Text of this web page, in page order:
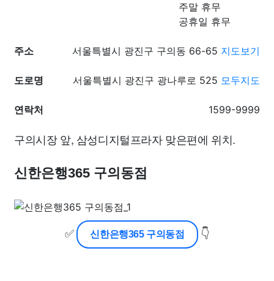
주말 휴무
공휴일 휴무
주소 서울특별시 광진구 구의동 66-65 지도보기
도로명 서울특별시 광진구 광나루로 525 모두지도
연락처 1599-9999
구의시장 앞, 삼성디지털프라자 맞은편에 위치.
신한은행365 구의동점
✅ 신한은행365 구의동점 👇